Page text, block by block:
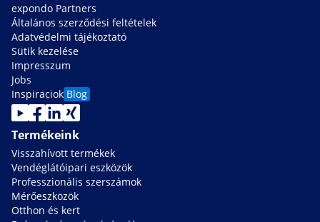
expondo Partners
Általános szerződési feltételek
Adatvédelmi tájékoztató
Sütik kezelése
Impresszum
Jobs
Inspiraciok Blog
Termékeink
Visszahívott termékek
Vendéglátóipari eszközök
Professzionális szerszámok
Mérőeszközök
Otthon és kert